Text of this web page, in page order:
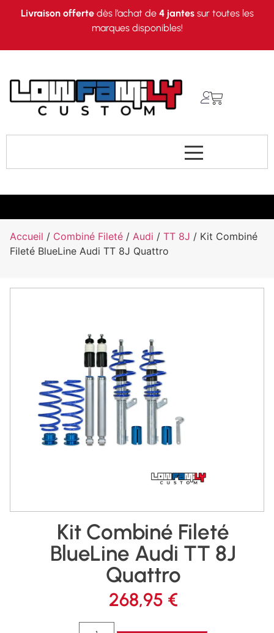
Livraison offertedès l’achat de 4 jantessur toutes les
marques disponibles!
Accueil / Combiné Fileté / Audi / TT 8J / Kit Combiné
Fileté BlueLine Audi TT 8J Quattro
Kit Combiné Fileté
BlueLine Audi TT 8J
Quattro
268,95 €